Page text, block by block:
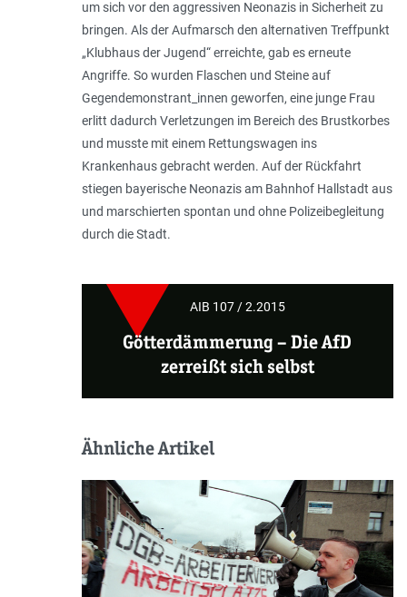
um sich vor den aggressiven Neonazis in Sicherheit zu
bringen. Als der Auf­marsch den alternativen Treffpunkt
„Klub­haus der Jugend“ erreichte, gab es erneute
Angriffe. So wurden Flaschen und Steine auf
Gegendemonstrant_innen geworfen, eine junge Frau
erlitt dadurch Verletzungen im Bereich des Brustkorbes
und musste mit einem Rettungswagen ins
Krankenhaus gebracht werden. Auf der Rückfahrt
stiegen bayerische Neonazis am Bahnhof Hallstadt aus
und marschierten spontan und ohne Polizeibegleitung
durch die Stadt.
AIB 107 / 2.2015
Götterdämmerung– Die AfD
zerreißt sich selbst
Ähnliche Artikel